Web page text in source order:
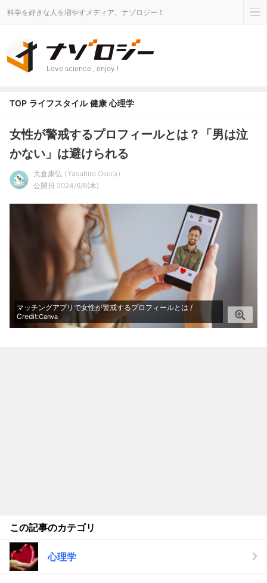
科学を好きな人を増やすメディア、ナゾロジー！
Love science , enjoy !
TOP ライフスタイル 健康 心理学
女性が警戒するプロフィールとは？「男は泣
かない」は避けられる
大倉康弘
Yasuhiro Okura
公開日 2024/6/6(木)
マッチングアプリで女性が警戒するプロフィールとは /
Credit:Canva
この記事のカテゴリ
心理学